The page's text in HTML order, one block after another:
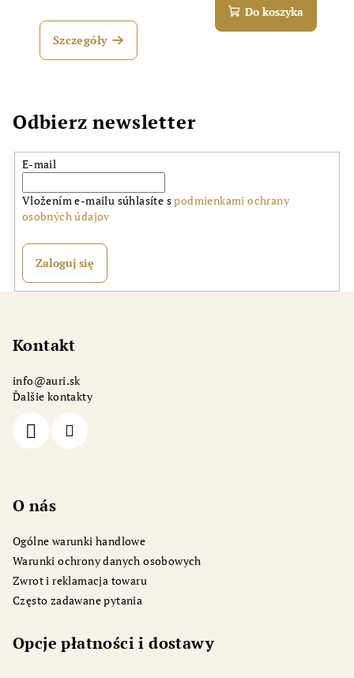
Szczegóły
Do koszyka
Odbierz newsletter
E-mail
Vložením e-mailu súhlasíte spodmienkami ochrany
osobných údajov
Zaloguj się
Kontakt
info@auri.sk
Ďalšie kontakty
O nás
Ogólne warunki handlowe
Warunki ochrony danych osobowych
Zwrot i reklamacja towaru
Często zadawane pytania
Opcje płatności i dostawy